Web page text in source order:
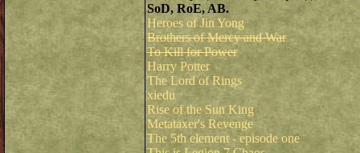
SoD, RoE, AB.
Heroes of Jin Yong
Brothers of Mercy and War
To Kill for Power
Harry Potter
The Lord of Rings
xiedu
Rise of the Sun King
Metataxer's Revenge
The 5th element - episode one